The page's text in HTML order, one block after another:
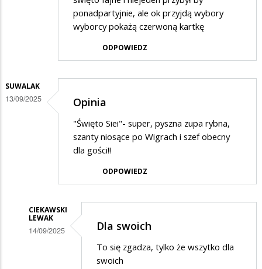
ponadpartyjnie, ale ok przyjdą wybory
wyborcy pokażą czerwoną kartkę
ODPOWIEDZ
SUWALAK
13/09/2025 Opinia
"Święto Siei"- super, pyszna zupa rybna,
szanty niosące po Wigrach i szef obecny
dla gości!!
ODPOWIEDZ
CIEKAWSKI
LEWAK
14/09/2025 Dla swoich
To się zgadza, tylko że wszytko dla
swoich